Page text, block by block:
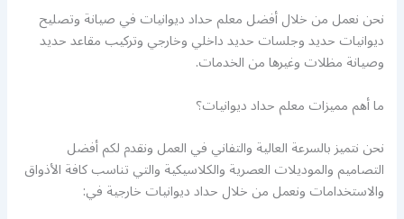
نحن نعمل من خلال أفضل معلم حداد ديوانيات في صيانة وتصليح
ديوانيات حديد وجلسات حديد داخلي وخارجي وتركيب مقاعد حديد
وصيانة مظلات وغيرها من الخدمات.
ما أهم مميزات معلم حداد ديوانيات؟
نحن نتميز بالسرعة العالية والتفاني في العمل ونقدم لكم أفضل
التصاميم والموديلات العصرية والكلاسيكية والتي تناسب كافة الأذواق
والاستخدامات ونعمل من خلال حداد ديوانيات خارجية في: